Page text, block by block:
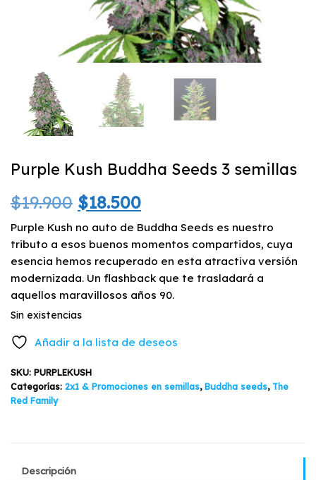
Purple Kush Buddha Seeds 3 semillas
$19.900 El
precio
original
era:
$19.900.
$18.500El
precio
actual
es:
Purple Kush no auto de Buddha Seeds es nuestro
tributo a esos buenos momentos compartidos, cuya
esencia hemos recuperado en esta atractiva versión
modernizada. Un flashback que te trasladará a
aquellos maravillosos años 90.
Sin existencias
Añadir a la lista de deseos
SKU: PURPLEKUSH
Categorías: 2x1 & Promociones en semillas,Buddha seeds, The
Red Family
Descripción